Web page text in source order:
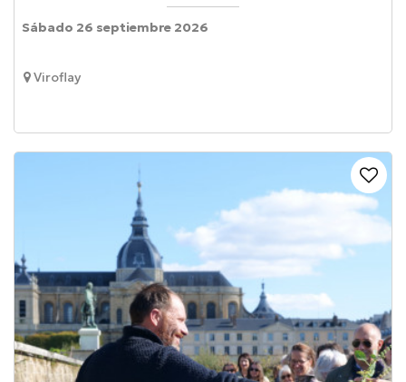
Viroflay
Sábado 26 septiembre 2026